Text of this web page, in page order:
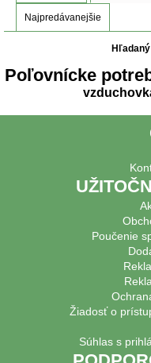
Najpredávanejšie
Poľovnícke
Poučenie
Žiadosť o
Súhlas s